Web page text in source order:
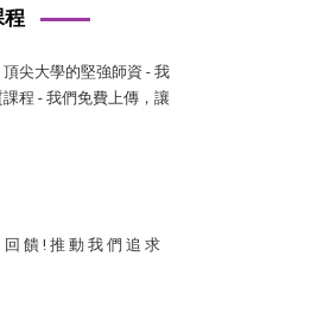
尖大學的堅強師資 - 我
程 - 我們免費上傳，讓
饋 ! 推 動 我 們 追 求